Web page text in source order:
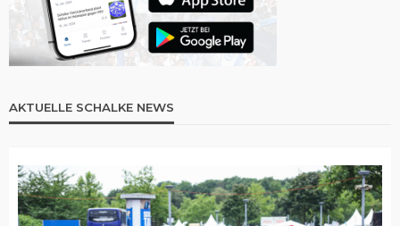
AKTUELLE SCHALKE NEWS